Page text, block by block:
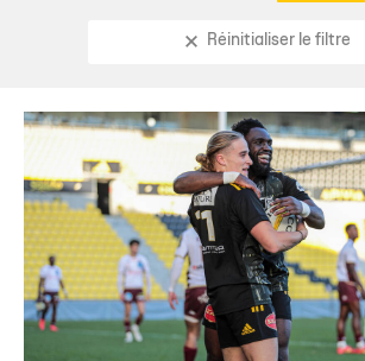
Réinitialiser le filtre